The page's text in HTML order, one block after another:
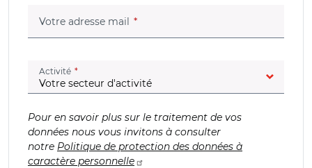
Votre adresse mail (champ obligatoire)
Activité (champ obligatoire)
Pour en savoir plus sur le traitement de vos
données nous vous invitons à consulter
notre Politique de protection des données à
caractère personnelle